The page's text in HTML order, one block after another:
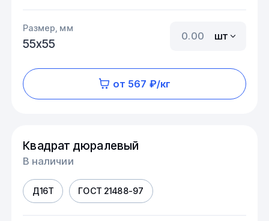
Размер, мм
55х55
шт
от 567 ₽/кг
Квадрат дюралевый
В наличии
Д16Т ГОСТ 21488-97